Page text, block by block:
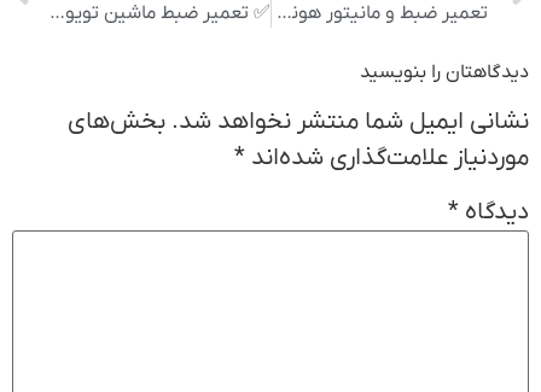
️ تعمیر ضبط و مانیتور هوندا سیویک | خدمات تخصصی Honda Civic
✅ تعمیر ضبط ماشین تویوتا کرولا عنوان: تعمیر تخصصی ضبط کرولا | رفع خرابی، نویز و روشن نشدن ضبط Toyota Corolla
دیدگاهتان را بنویسید
نشانی ایمیل شما منتشر نخواهد شد. بخش‌های
موردنیاز علامت‌گذاری شده‌اند *
دیدگاه *